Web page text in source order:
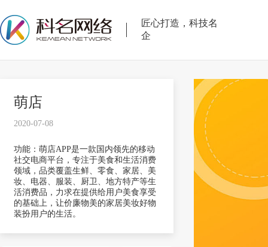
匠心打造，科技名
企
萌店
2020-07-08
功能：萌店APP是一款国内领先的移动
社交电商平台，专注于美食和生活消费
领域，品类覆盖生鲜、零食、家居、美
妆、电器、服装、厨卫、地方特产等生
活消费品，力求在提供给用户美食享受
的基础上，让价廉物美的家居美妆好物
装扮用户的生活。